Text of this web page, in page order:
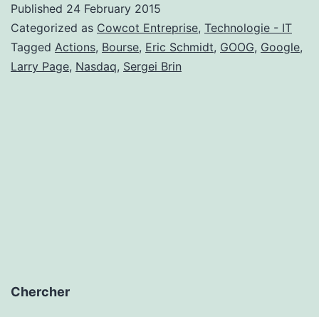
Published 24 February 2015
Categorized as Cowcot Entreprise, Technologie - IT
Tagged Actions, Bourse, Eric Schmidt, GOOG, Google,
Larry Page, Nasdaq, Sergei Brin
Chercher